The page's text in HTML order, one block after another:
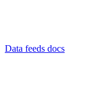
Data feeds docs